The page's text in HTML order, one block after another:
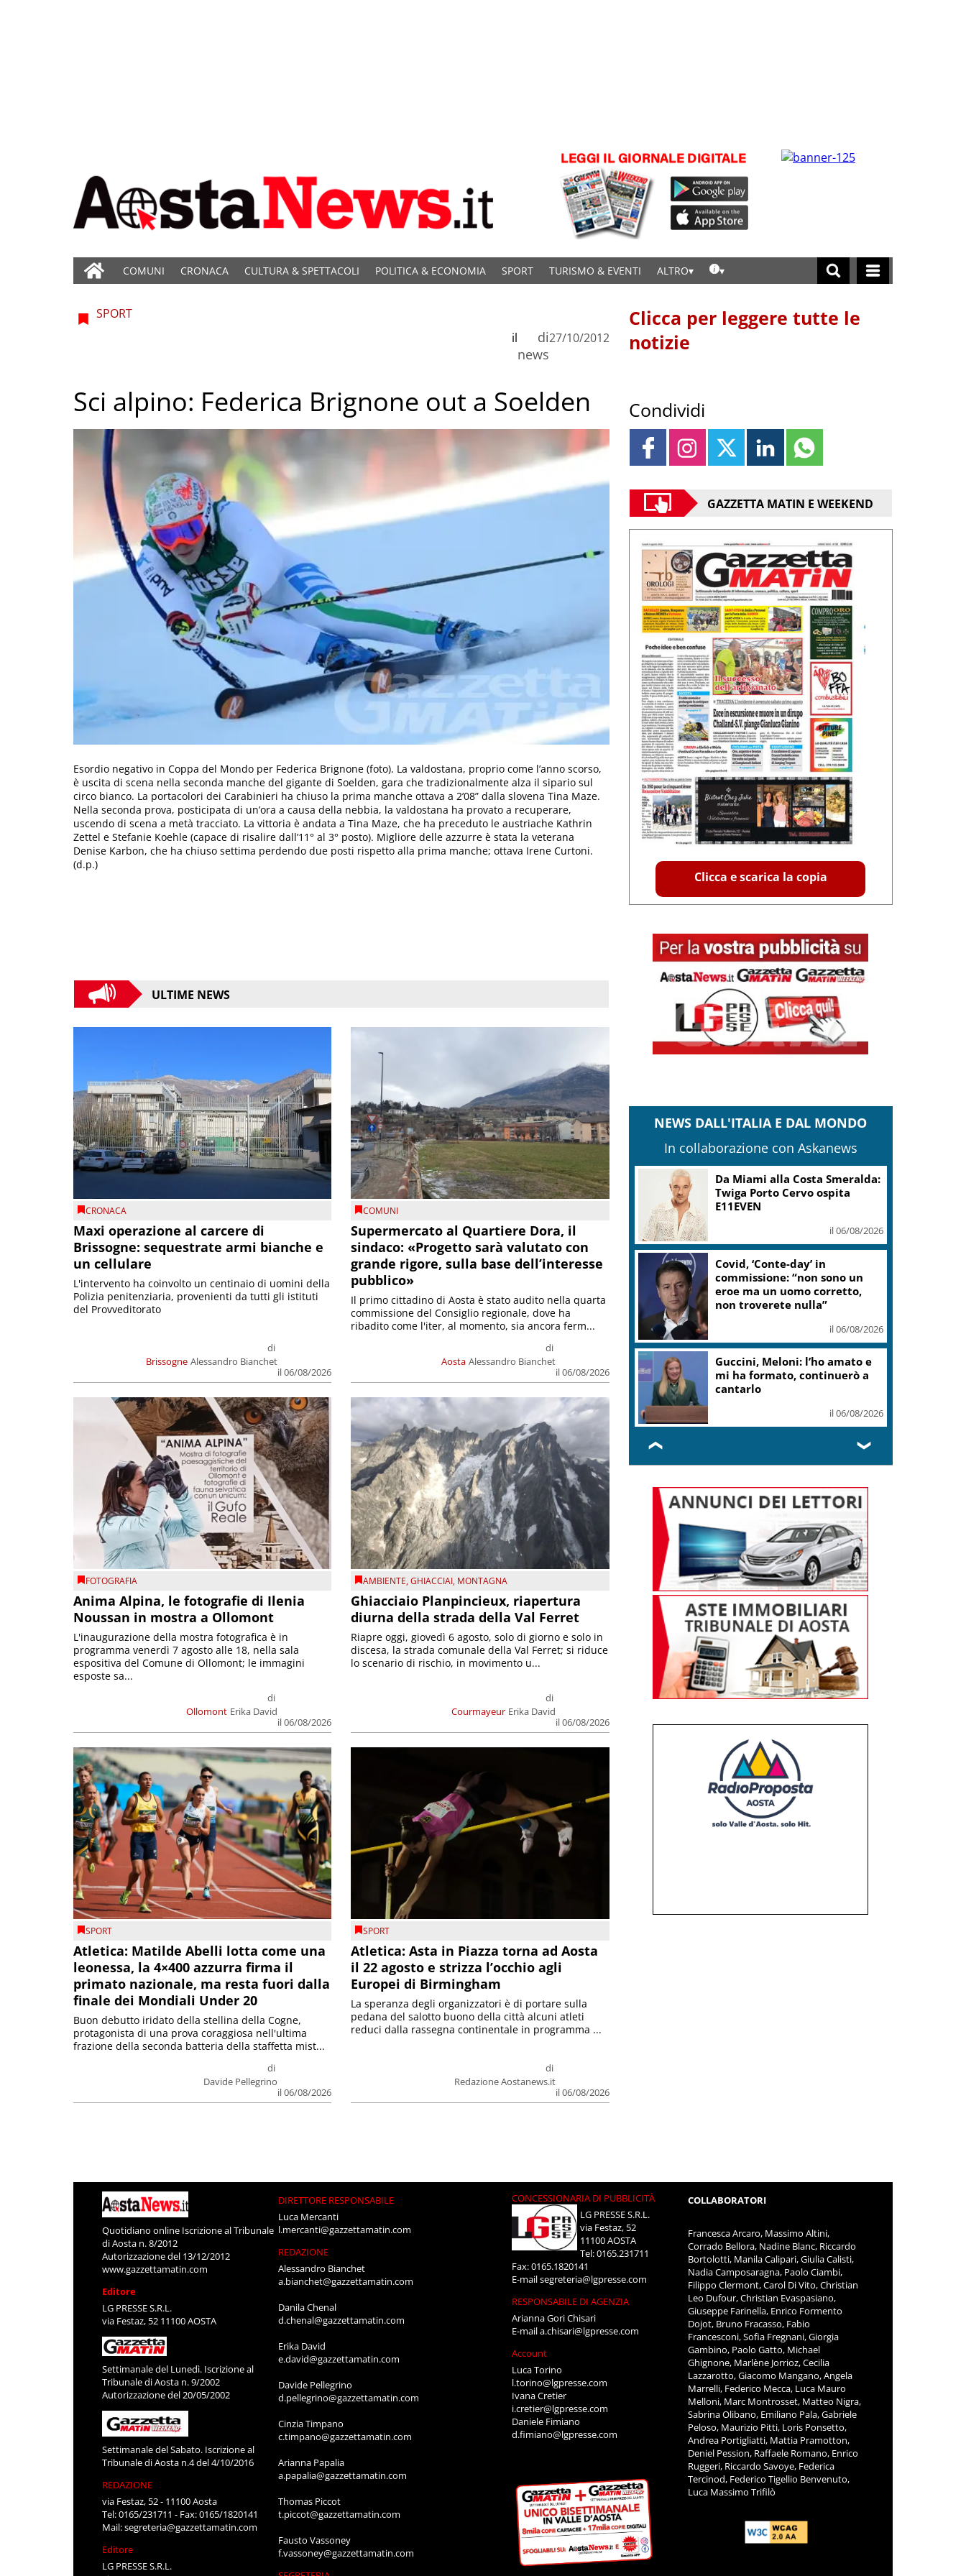
COMUNI CRONACA CULTURA & SPETTACOLI POLITICA & ECONOMIA SPORT TURISMO & EVENTI ALTRO
SPORT
di
news
il 27/10/2012
Sci alpino: Federica Brignone out a Soelden
Esordio negativo in Coppa del Mondo per Federica Brignone (foto). La valdostana, proprio come l’anno scorso,
è uscita di scena nella seconda manche del gigante di Soelden, gara che tradizionalmente alza il sipario sul
circo bianco. La portacolori dei Carabinieri ha chiuso la prima manche ottava a 2’08” dalla slovena Tina Maze.
Nella seconda prova, posticipata di un’ora a causa della nebbia, la valdostana ha provato a recuperare,
uscendo di scena a metà tracciato. La vittoria è andata a Tina Maze, che ha preceduto le austriache Kathrin
Zettel e Stefanie Koehle (capace di risalire dall’11° al 3° posto). Migliore delle azzurre è stata la veterana
Denise Karbon, che ha chiuso settima perdendo due posti rispetto alla prima manche; ottava Irene Curtoni.
(d.p.)
ULTIME NEWS
CRONACA
Maxi operazione al carcere di
Brissogne: sequestrate armi bianche e
un cellulare
Brissogne
di
Alessandro Bianchet
il 06/08/2026
L'intervento ha coinvolto un centinaio di uomini della
Polizia penitenziaria, provenienti da tutti gli istituti
del Provveditorato
COMUNI
Supermercato al Quartiere Dora, il
sindaco: «Progetto sarà valutato con
grande rigore, sulla base dell’interesse
pubblico»
Aosta
di
Alessandro Bianchet
il 06/08/2026
Il primo cittadino di Aosta è stato audito nella quarta
commissione del Consiglio regionale, dove ha
ribadito come l'iter, al momento, sia ancora ferm...
FOTOGRAFIA
Anima Alpina, le fotografie di Ilenia
Noussan in mostra a Ollomont
Ollomont
di
Erika David
il 06/08/2026
L'inaugurazione della mostra fotografica è in
programma venerdì 7 agosto alle 18, nella sala
espositiva del Comune di Ollomont; le immagini
esposte sa...
AMBIENTE,GHIACCIAI, MONTAGNA
Ghiacciaio Planpincieux, riapertura
diurna della strada della Val Ferret
Courmayeur
di
Erika David
il 06/08/2026
Riapre oggi, giovedì 6 agosto, solo di giorno e solo in
discesa, la strada comunale della Val Ferret; si riduce
lo scenario di rischio, in movimento u...
SPORT
Atletica: Matilde Abelli lotta come una
leonessa, la 4×400 azzurra firma il
primato nazionale, ma resta fuori dalla
finale dei Mondiali Under 20
di
Davide Pellegrino
il 06/08/2026
Buon debutto iridato della stellina della Cogne,
protagonista di una prova coraggiosa nell'ultima
frazione della seconda batteria della staffetta mist...
SPORT
Atletica: Asta in Piazza torna ad Aosta
il 22 agosto e strizza l’occhio agli
Europei di Birmingham
di
Redazione Aostanews.it
il 06/08/2026
La speranza degli organizzatori è di portare sulla
pedana del salotto buono della città alcuni atleti
reduci dalla rassegna continentale in programma ...
Clicca per leggere tutte le
notizie
Condividi
GAZZETTA MATIN E WEEKEND
Clicca e scarica la copia
NEWS DALL'ITALIA E DAL MONDO
In collaborazione con Askanews
Sogin: in 2025 utile balza oltre
2,5 mln, decommissioning al
47,7%
il 06/08/2026
“Una notte di Casanova” di
Migliorini chiude Festival
teatro Volterra
Valle d’Aosta, torna la festa
del lardo di Arnad: c’è anche il
gelato
il 06/08/2026
❮ ❯
Quotidiano online Iscrizione al Tribunale
di Aosta n. 8/2012
Autorizzazione del 13/12/2012
www.gazzettamatin.com
Editore
LG PRESSE S.R.L.
via Festaz, 52 11100 AOSTA
Settimanale del Lunedì. Iscrizione al
Tribunale di Aosta n. 9/2002
Autorizzazione del 20/05/2002
Settimanale del Sabato. Iscrizione al
Tribunale di Aosta n.4 del 4/10/2016
REDAZIONE
via Festaz, 52 - 11100 Aosta
Tel: 0165/231711 - Fax: 0165/1820141
Mail:segreteria@gazzettamatin.com
Editore
LG PRESSE S.R.L.
DIRETTORE RESPONSABILE
Luca Mercanti
l.mercanti@gazzettamatin.com
REDAZIONE
Alessandro Bianchet
a.bianchet@gazzettamatin.com
Danila Chenal
d.chenal@gazzettamatin.com
Erika David
e.david@gazzettamatin.com
Davide Pellegrino
d.pellegrino@gazzettamatin.com
Cinzia Timpano
c.timpano@gazzettamatin.com
Arianna Papalia
a.papalia@gazzettamatin.com
Thomas Piccot
t.piccot@gazzettamatin.com
Fausto Vassoney
f.vassoney@gazzettamatin.com
CONCESSIONARIA DI PUBBLICITÀ
LG PRESSE S.R.L.
via Festaz, 52
11100 AOSTA
Tel: 0165.231711
Fax: 0165.1820141
E-mailsegreteria@lgpresse.com
RESPONSABILE DI AGENZIA
Arianna Gori Chisari
E-maila.chisari@lgpresse.com
Account
Luca Torino
l.torino@lgpresse.com
Ivana Cretier
i.cretier@lgpresse.com
Daniele Fimiano
d.fimiano@lgpresse.com
COLLABORATORI
Francesca Arcaro, Massimo Altini,
Corrado Bellora, Nadine Blanc, Riccardo
Bortolotti, Manila Calipari, Giulia Calisti,
Nadia Camposaragna, Paolo Ciambi,
Filippo Clermont, Carol Di Vito, Christian
Leo Dufour, Christian Evaspasiano,
Giuseppe Farinella, Enrico Formento
Dojot, Bruno Fracasso, Fabio
Francesconi, Sofia Fregnani, Giorgia
Gambino, Paolo Gatto, Michael
Ghignone, Marlène Jorrioz, Cecilia
Lazzarotto, Giacomo Mangano, Angela
Marrelli, Federico Mecca, Luca Mauro
Melloni, Marc Montrosset, Matteo Nigra,
Sabrina Olibano, Emiliano Pala, Gabriele
Peloso, Maurizio Pitti, Loris Ponsetto,
Andrea Portigliatti, Mattia Pramotton,
Deniel Pession, Raffaele Romano, Enrico
Ruggeri, Riccardo Savoye, Federica
Tercinod, Federico Tigellio Benvenuto,
Luca Massimo Trifilò